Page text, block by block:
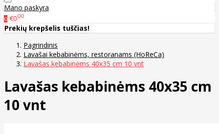
Mano paskyra
0 €000
Prekių krepšelis tuščias!
Pagrindinis
Lavašai kebabinėms, restoranams (HoReCa)
Lavašas kebabinėms 40x35 cm 10 vnt
Lavašas kebabinėms 40x35 cm
10 vnt